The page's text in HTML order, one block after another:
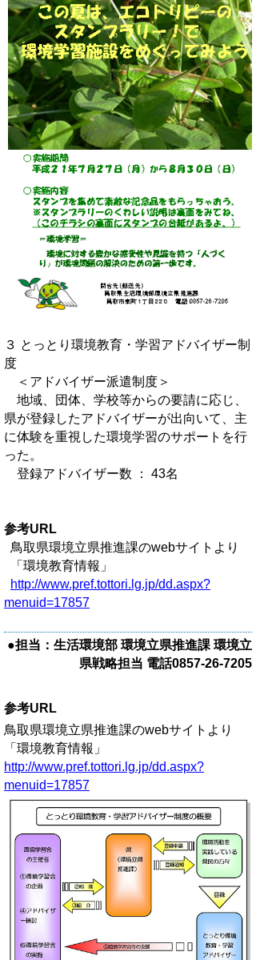
３ とっとり環境教育・学習アドバイザー制
度
＜アドバイザー派遣制度＞
地域、団体、学校等からの要請に応じ、
県が登録したアドバイザーが出向いて、主
に体験を重視した環境学習のサポートを行
った。
登録アドバイザー数 ： 43名
参考URL
鳥取県環境立県推進課のwebサイトより
「環境教育情報」
http://www.pref.tottori.lg.jp/dd.aspx?
menuid=17857
●担当：生活環境部 環境立県推進課 環境立
県戦略担当 電話0857-26-7205
参考URL
鳥取県環境立県推進課のwebサイトより
「環境教育情報」
http://www.pref.tottori.lg.jp/dd.aspx?
menuid=17857